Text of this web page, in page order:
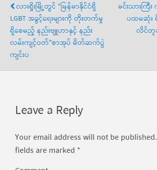
လားရှိုးမြို့တွင် “မြန်မာနိုင်ငံရှိ
LGBT အခွင့်ရေးများကို တိုးတက်မှု
ရှိစေမည့် နည်းဗျူဟာနှင့် နည်း
လမ်းကျင့်ဝတ်”စာအုပ် မိတ်ဆက်ပွဲ
ကျင်းပ
မင်းသားကြီ
ပထမဆုံ
လိင်တူ
Leave a Reply
Your email address will not be published.
fields are marked *